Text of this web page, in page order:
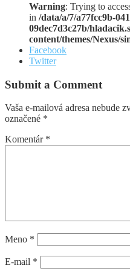
Warning: Trying to
in /data/a/7/a77fcc9b-
09dec7d3c27b/
content/themes/Nexus/
Facebook
Twitter
Submit a Comment
Vaša e-mailová adresa nebude
označené *
Komentár *
Meno *
E-mail *